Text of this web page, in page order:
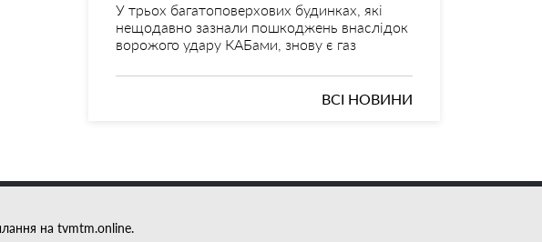
У трьох багатоповерхових будинках, які
нещодавно зазнали пошкоджень внаслідок
ворожого удару КАБами, знову є газ
ВСІ НОВИНИ
на tvmtm.online.